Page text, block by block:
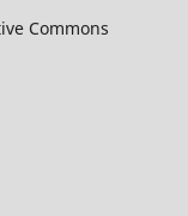
Commons